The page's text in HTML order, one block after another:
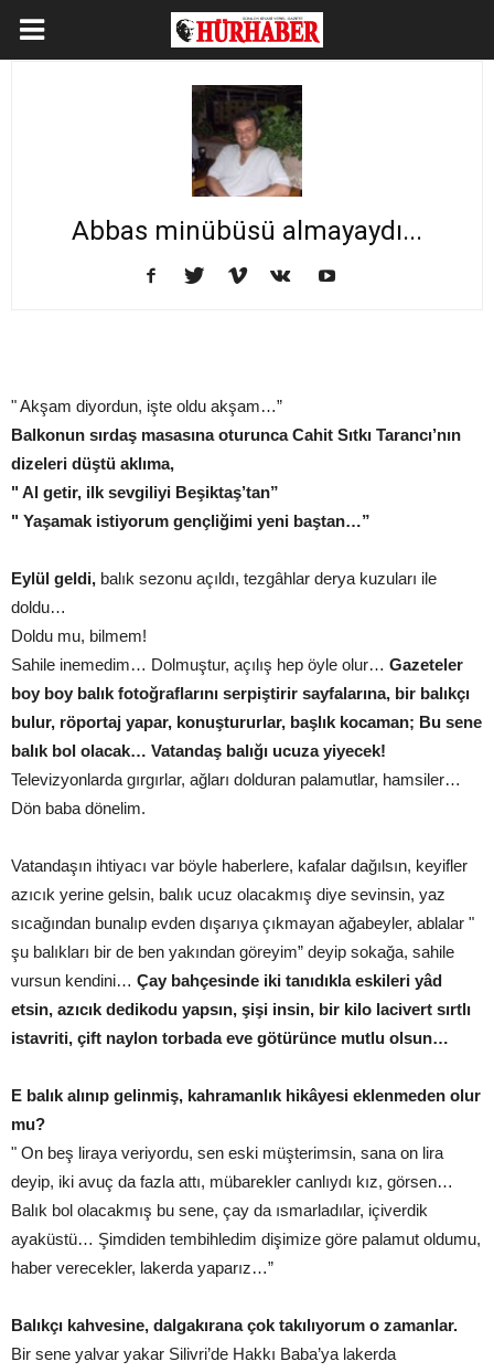
Abbas minübüsü almayaydı...
" Akşam diyordun, işte oldu akşam…”
Balkonun sırdaş masasına oturunca Cahit Sıtkı Tarancı’nın
dizeleri düştü aklıma,
" Al getir, ilk sevgiliyi Beşiktaş’tan”
" Yaşamak istiyorum gençliğimi yeni baştan…”
Eylül geldi, balık sezonu açıldı, tezgâhlar derya kuzuları ile
doldu…
Doldu mu, bilmem!
Sahile inemedim… Dolmuştur, açılış hep öyle olur… Gazeteler
boy boy balık fotoğraflarını serpiştirir sayfalarına, bir balıkçı
bulur, röportaj yapar, konuştururlar, başlık kocaman; Bu sene
balık bol olacak… Vatandaş balığı ucuza yiyecek!
Televizyonlarda gırgırlar, ağları dolduran palamutlar, hamsiler…
Dön baba dönelim.
Vatandaşın ihtiyacı var böyle haberlere, kafalar dağılsın, keyifler
azıcık yerine gelsin, balık ucuz olacakmış diye sevinsin, yaz
sıcağından bunalıp evden dışarıya çıkmayan ağabeyler, ablalar "
şu balıkları bir de ben yakından göreyim” deyip sokağa, sahile
vursun kendini… Çay bahçesinde iki tanıdıkla eskileri yâd
etsin, azıcık dedikodu yapsın, şişi insin, bir kilo lacivert sırtlı
istavriti, çift naylon torbada eve götürünce mutlu olsun…
E balık alınıp gelinmiş, kahramanlık hikâyesi eklenmeden olur
mu?
" On beş liraya veriyordu, sen eski müşterimsin, sana on lira
deyip, iki avuç da fazla attı, mübarekler canlıydı kız, görsen…
Balık bol olacakmış bu sene, çay da ısmarladılar, içiverdik
ayaküstü… Şimdiden tembihledim dişimize göre palamut oldumu,
haber verecekler, lakerda yaparız…”
Balıkçı kahvesine, dalgakırana çok takılıyorum o zamanlar.
Bir sene yalvar yakar Silivri’de Hakkı Baba’ya lakerda